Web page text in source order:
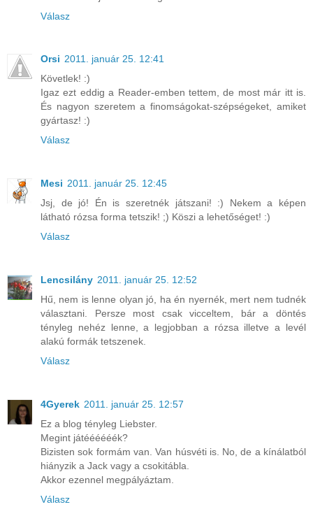
Válasz
Orsi 2011. január 25. 12:41
Követlek! :)
Igaz ezt eddig a Reader-emben tettem, de most már itt is.
És nagyon szeretem a finomságokat-szépségeket, amiket
gyártasz! :)
Válasz
Mesi 2011. január 25. 12:45
Jsj, de jó! Én is szeretnék játszani! :) Nekem a képen
látható rózsa forma tetszik! ;) Köszi a lehetőséget! :)
Válasz
Lencsilány 2011. január 25. 12:52
Hű, nem is lenne olyan jó, ha én nyernék, mert nem tudnék
választani. Persze most csak vicceltem, bár a döntés
tényleg nehéz lenne, a legjobban a rózsa illetve a levél
alakú formák tetszenek.
Válasz
4Gyerek 2011. január 25. 12:57
Ez a blog tényleg Liebster.
Megint játéééééék?
Bizisten sok formám van. Van húsvéti is. No, de a kínálatból
hiányzik a Jack vagy a csokitábla.
Akkor ezennel megpályáztam.
Válasz